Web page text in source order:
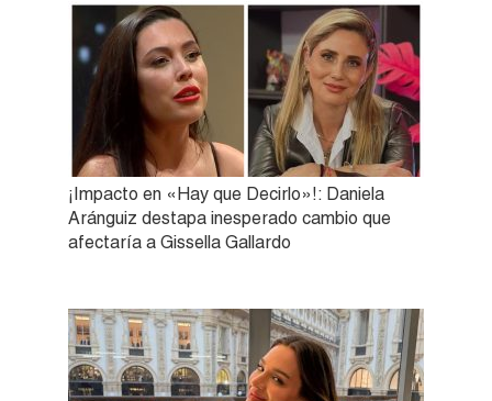
¡Impacto en «Hay que Decirlo»!: Daniela
Aránguiz destapa inesperado cambio que
afectaría a Gissella Gallardo